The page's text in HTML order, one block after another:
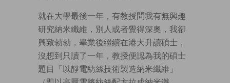
就在大學最後一年，有教授問我有無興趣
研究納米纖維，別人或者覺得深奧，我卻
興致勃勃，畢業後繼續在港大升讀碩士，
沒想到只讀了一年，教授便認為我的碩士
題目「以靜電紡絲技術製造納米纖維」